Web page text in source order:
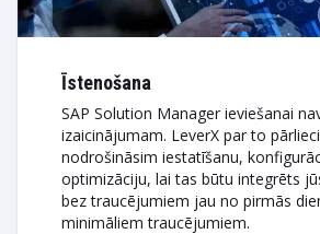
Īstenošana
SAP Solution Manager ieviešanai
izaicinājumam. LeverX par to
nodrošināsim iestatīšanu,
optimizāciju, lai tas būtu integrēts
bez traucējumiem jau no pirmās
minimāliem traucējumiem.